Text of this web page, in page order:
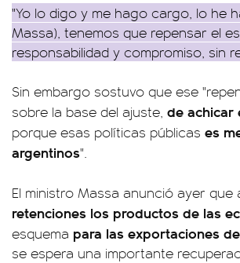
"Yo lo digo y me hago cargo, lo he
Massa), tenemos que repensar el
responsabilidad y compromiso, sin
Sin embargo sostuvo que ese
sobre la base del ajuste, de achicar
porque esas políticas públicas es
argentinos".
El ministro Massa anunció ayer que
retenciones los productos de las
esquema para las exportaciones
se espera una importante